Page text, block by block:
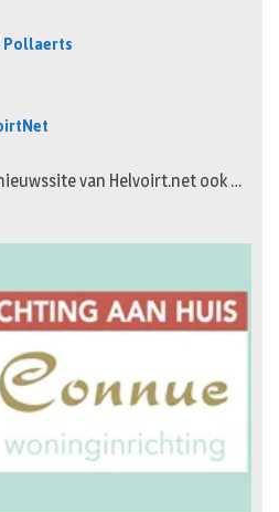
Pollaerts
van Helvoirt.net ook …